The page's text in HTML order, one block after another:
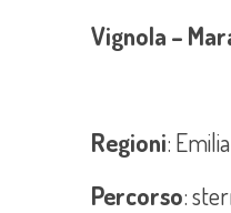
Vignola –
Regioni:
Percorso: